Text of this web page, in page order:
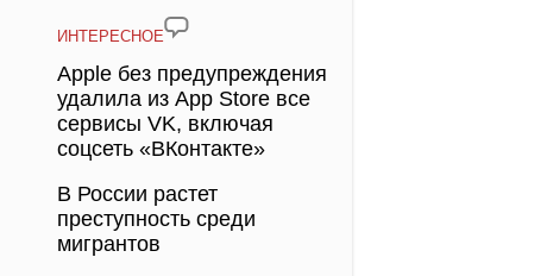
ИНТЕРЕСНОЕ
Apple без предупреждения
удалила из App Store все
сервисы VK, включая
соцсеть «ВКонтакте»
В России растет
преступность среди
мигрантов